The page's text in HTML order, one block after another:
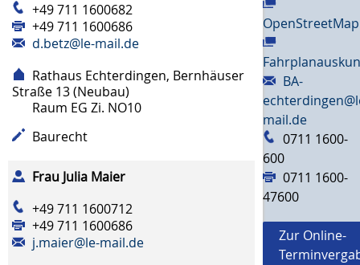
+49 711 1600682
+49 711 1600686
d.betz@le-mail.de
Rathaus Echterdingen, Bernhäuser
Straße 13 (Neubau)
Raum EG Zi. NO10
Baurecht
Frau Julia Maier
+49 711 1600712
+49 711 1600686
j.maier@le-mail.de
OpenStreetMap
BA-
mail.de
0711 1600-
600
0711 1600-
47600
Zur Online-